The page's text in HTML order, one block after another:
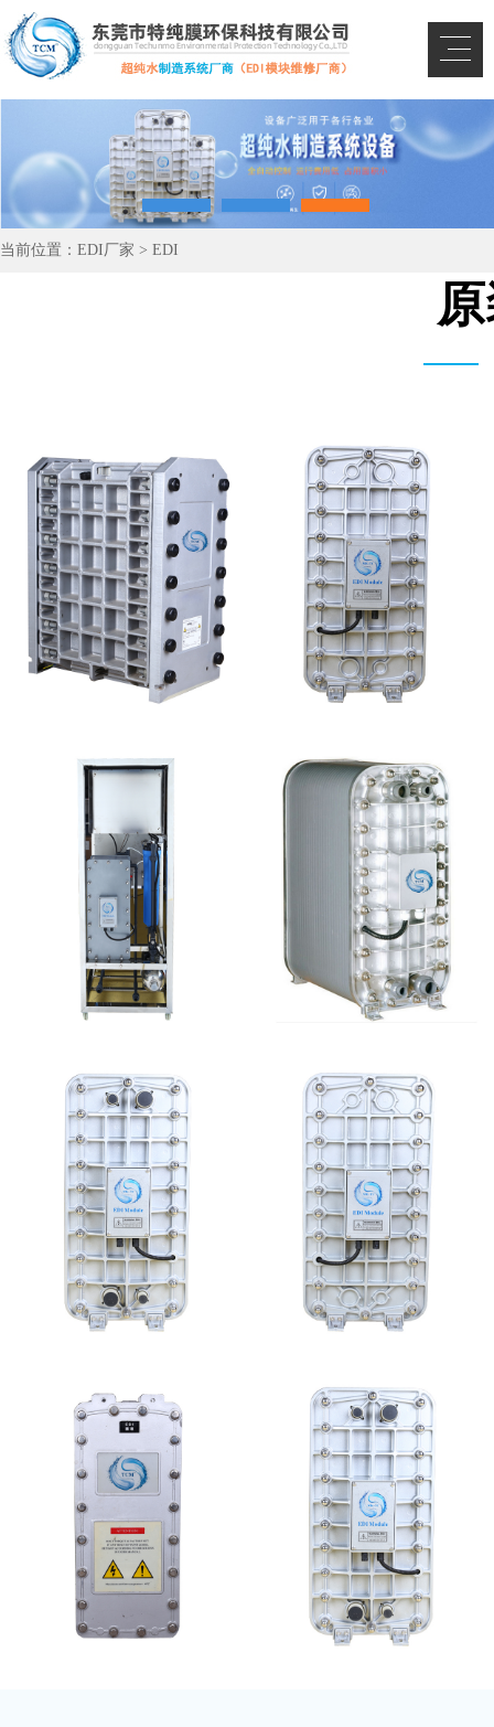
当前位置： EDI厂家 > EDI
GE EDI模块维修
MK-TC100 EDI超纯水
处理设备
MK-TC100 EDI设备 麦克尼斯EDI模块维修
MK-TC300 EDI超纯水
处理设备
MK-TC500 EDI模块